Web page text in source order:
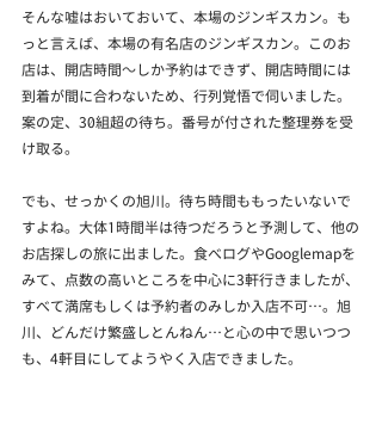
そんな嘘はおいておいて、本場のジンギスカン。も
っと言えば、本場の有名店のジンギスカン。このお
店は、開店時間～しか予約はできず、開店時間には
到着が間に合わないため、行列覚悟で伺いました。
案の定、30組超の待ち。番号が付された整理券を受
け取る。
でも、せっかくの旭川。待ち時間ももったいないで
すよね。大体1時間半は待つだろうと予測して、他の
お店探しの旅に出ました。食べログやGooglemapを
みて、点数の高いところを中心に3軒行きましたが、
すべて満席もしくは予約者のみしか入店不可…。旭
川、どんだけ繁盛しとんねん…と心の中で思いつつ
も、4軒目にしてようやく入店できました。